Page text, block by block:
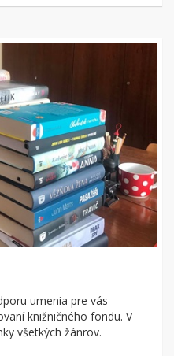
umenia pre vás
knižničného fondu. V
všetkých žánrov.